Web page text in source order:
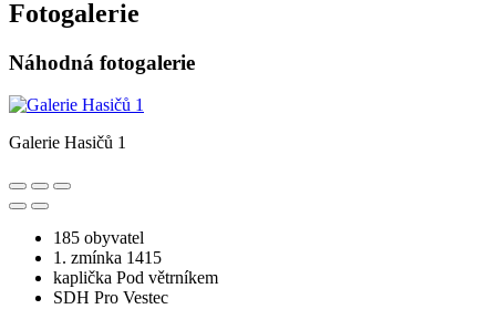
Fotogalerie
Náhodná fotogalerie
Galerie Hasičů 1
185 obyvatel
1. zmínka 1415
kaplička Pod větrníkem
SDH Pro Vestec